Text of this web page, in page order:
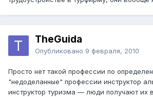
TheGuida
Опубликовано 9 февраля, 2010
Просто нет такой профессии по
"недоделанные" профессии инструктор
инструктор туризма — люди получают их